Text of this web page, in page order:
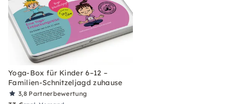
Yoga-Box für Kinder 6–12 –
Familien-Schnitzeljagd zuhause
3,8 Partnerbewertung